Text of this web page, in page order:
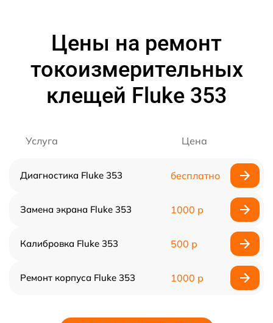
Цены на ремонт
токоизмерительных
клещей Fluke 353
Услуга Цена
Диагностика Fluke 353 бесплатно
Замена экрана Fluke 353 1000 р
Калибровка Fluke 353 500 р
Ремонт корпуса Fluke 353 1000 р